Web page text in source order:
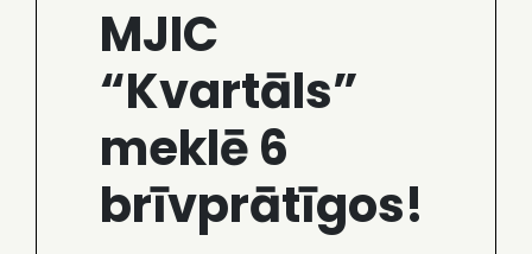
MJIC
“Kvartāls”
meklē 6
brīvprātīgos!